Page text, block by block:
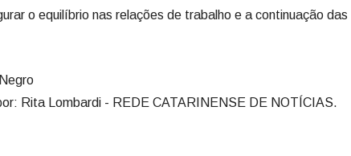
o equilíbrio nas relações de trabalho e a continuação das
Rita Lombardi - REDE CATARINENSE DE NOTÍCIAS.